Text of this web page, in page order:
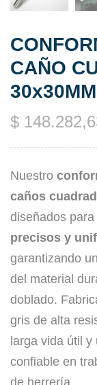
CAÑO
$
Nuestro
caños
diseñados
precisos y
garantizando
del material
doblado.
gris de alta
larga vida útil y
confiable en
de herrería.